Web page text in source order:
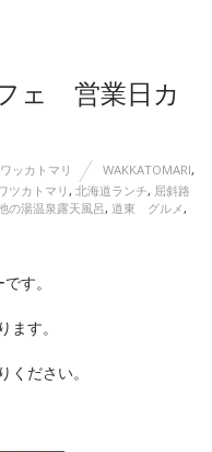
フェ 営業日カ
ワッカトマリ WAKKATOMARI,
ツカトマリ,北海道ランチ, 屈斜路
の湯温泉露天風呂,道東 グルメ,
す。
ます。
ださい。